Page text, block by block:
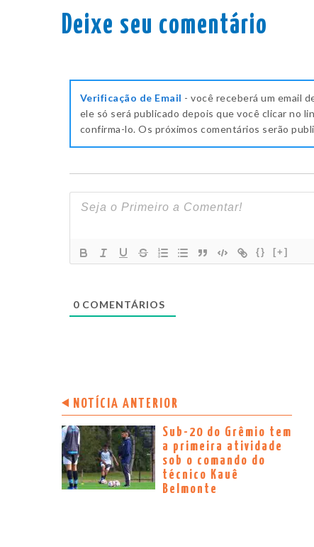
Deixe seu comentário
Verificação de Email - você receberá um email
ele só será publicado depois que você clicar no
confirma-lo. Os próximos comentários serão
{} [+]
0 COMENTÁRIOS
NOTÍCIA ANTERIOR
Sub-20 do Grêmio tem
a primeira atividade
sob o comando do
técnico Kauê
Belmonte